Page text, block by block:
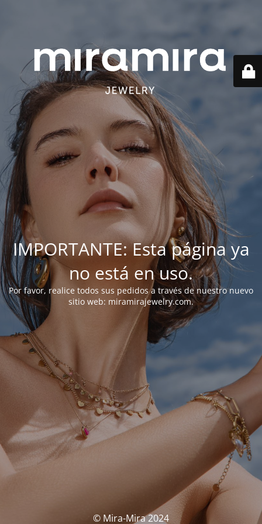
IMPORTANTE: Esta página ya
no está en uso.
Por favor, realice todos sus pedidos a través de nuestro nuevo
sitio web: miramirajewelry.com.
© Mira-Mira 2024